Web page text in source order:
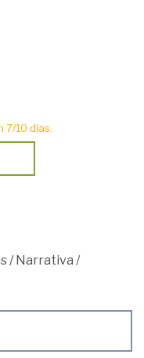
7/10 días.
/Narrativa /